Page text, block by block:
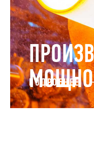
ПОДРОБНЕЕ